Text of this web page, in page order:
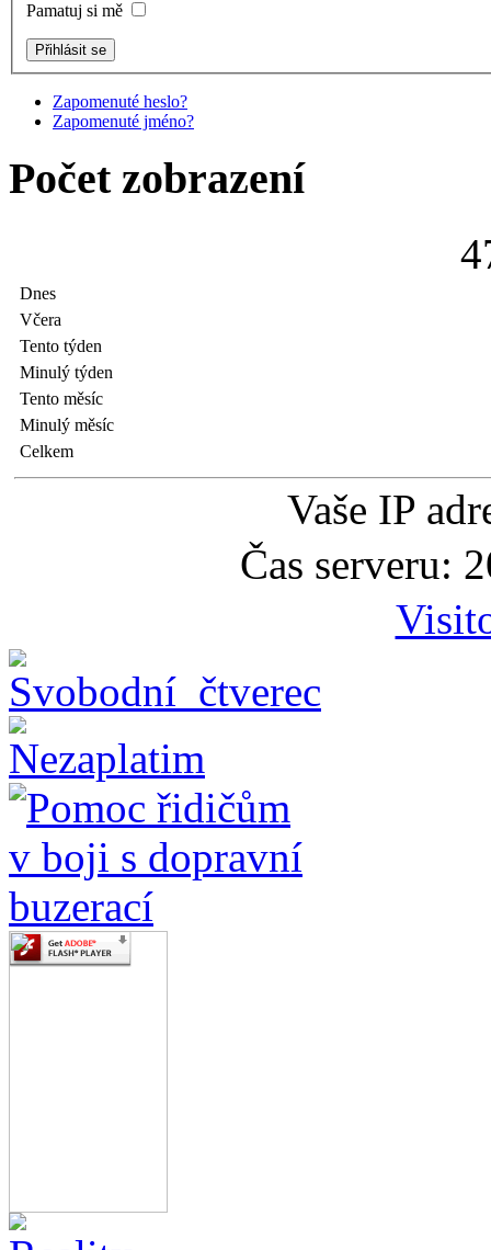
Pamatuj si mě
Zapomenuté heslo?
Zapomenuté jméno?
Počet zobrazení
4
Dnes
Včera
Tento týden
Minulý týden
Tento měsíc
Minulý měsíc
Celkem
Vaše IP
Čas serveru: